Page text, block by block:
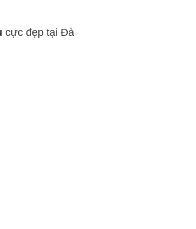
cực đẹp tại Đà